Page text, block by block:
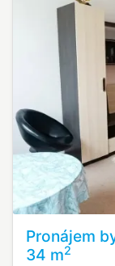
Pronájem
34 m2